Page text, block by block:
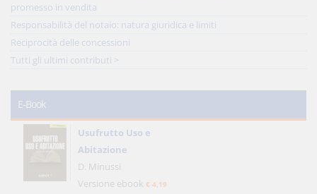
promesso in vendita
Responsabilità del notaio: natura giuridica e limiti
Reciprocità delle concessioni
Tutti gli ultimi contributi >
E-Book
Usufrutto Uso e
Abitazione
D. Minussi
Versione ebook € 4,19